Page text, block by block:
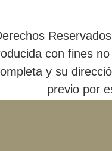
con fines
y su
previo por